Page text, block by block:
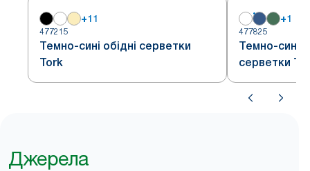
+11
477215
Темно-сині обідні серветки
Tork
+1
477825
Темно-сині
серветки
Джерела